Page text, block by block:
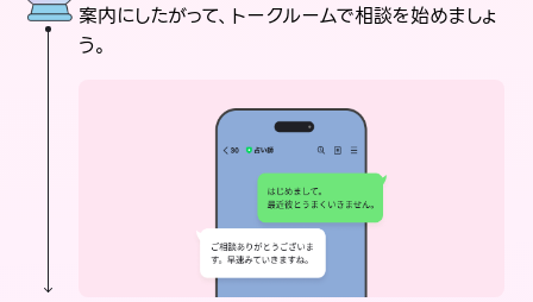
案内にしたがって、トークルームで相談を始めましょ
う。